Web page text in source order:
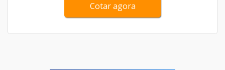
Cotar agora